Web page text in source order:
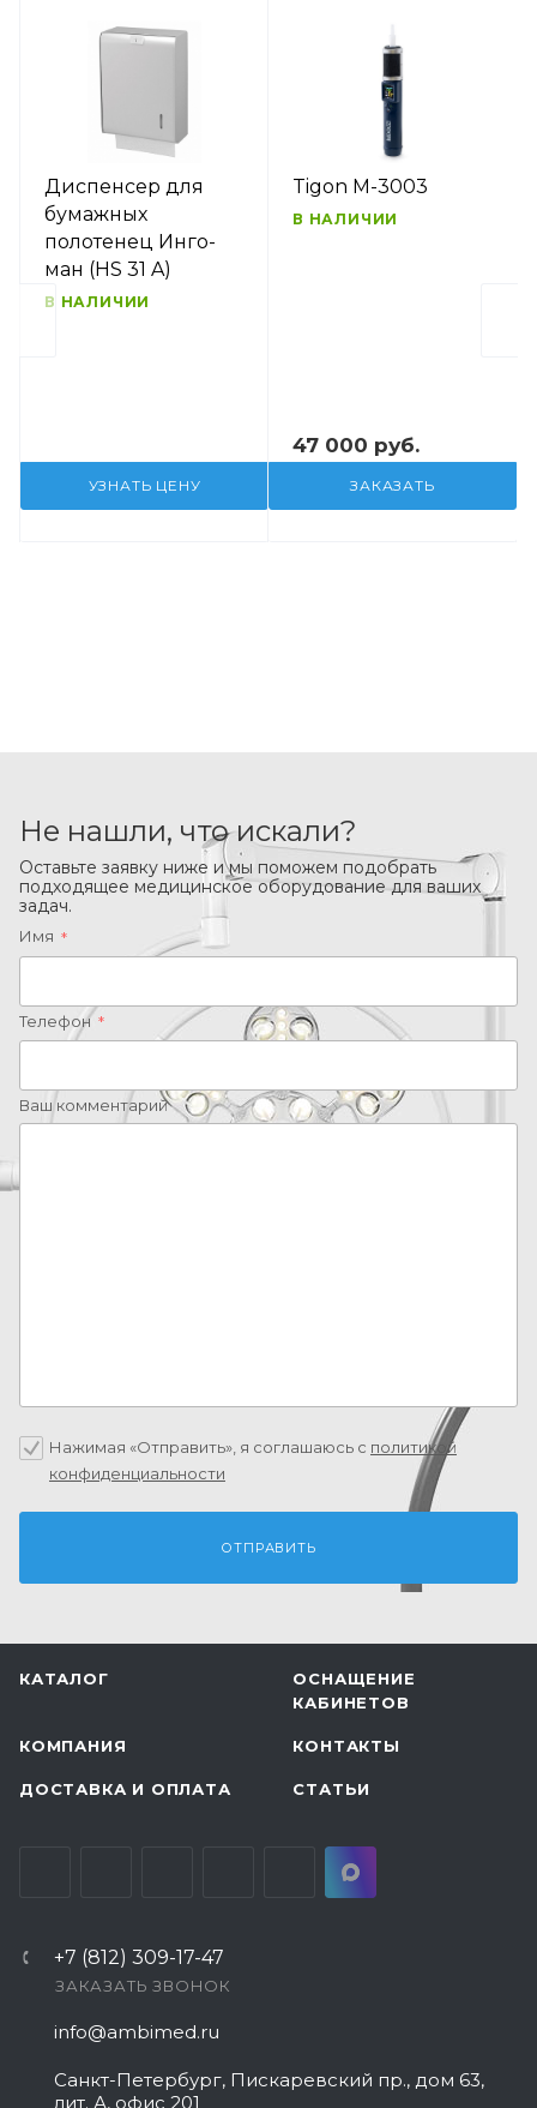
Диспенсер для
бумажных
полотенец Инго-
ман (HS 31 A)
В НАЛИЧИИ
УЗНАТЬ ЦЕНУ
Tigon M-3003
В НАЛИЧИИ
47 000 руб.
ЗАКАЗАТЬ
Не нашли, что искали?
Оставьте заявку ниже и мы поможем подобрать
подходящее медицинское оборудование для ваших
задач.
Имя *
Телефон *
Ваш комментарий
Нажимая «Отправить», я соглашаюсь c политикой
конфиденциальности
КАТАЛОГ
ОСНАЩЕНИЕ
КАБИНЕТОВ
КОМПАНИЯ КОНТАКТЫ
ДОСТАВКА И ОПЛАТА СТАТЬИ
+7 (812) 309-17-47
ЗАКАЗАТЬ ЗВОНОК
info@ambimed.ru
Санкт-Петербург, Пискаревский пр., дом 63,
лит. А, офис 201